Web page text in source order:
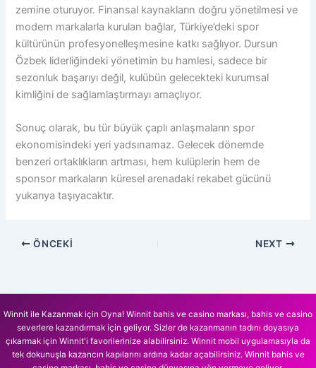
zemine oturuyor. Finansal kaynakların doğru yönetilmesi ve
modern markalarla kurulan bağlar, Türkiye’deki spor
kültürünün profesyonelleşmesine katkı sağlıyor. Dursun
Özbek liderliğindeki yönetimin bu hamlesi, sadece bir
sezonluk başarıyı değil, kulübün gelecekteki kurumsal
kimliğini de sağlamlaştırmayı amaçlıyor.
Sonuç olarak, bu tür büyük çaplı anlaşmaların spor
ekonomisindeki yeri yadsınamaz. Gelecek dönemde
benzeri ortaklıkların artması, hem kulüplerin hem de
sponsor markaların küresel arenadaki rekabet gücünü
yukarıya taşıyacaktır.
ÖNCEKI NEXT
Winnit ile Kazanmak için Oyna! Winnit bahis ve casino markası, bahis ve casino
severlere kazandırmak için geliyor. Sizler de kazanmanın tadını doyasıya
çıkarmak için Winnit'i favorilerinize alabilirsiniz. Winnit mobil uygulamasıyla da
tek dokunuşla kazancın kapılarını ardına kadar açabilirsiniz. Winnit bahis ve